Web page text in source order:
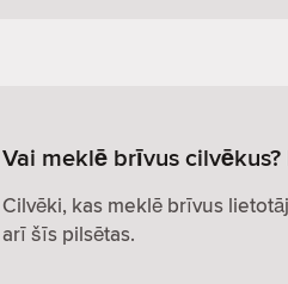
Vai meklē brīvus
Cilvēki, kas meklē brīvus
arī šīs pilsētas.